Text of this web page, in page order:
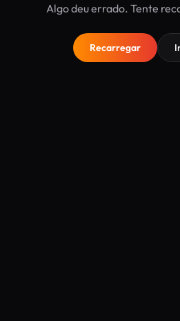
Algo deu errado. Tente
Recarregar